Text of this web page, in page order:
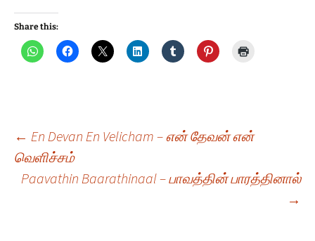
Share this:
Post
navigation
← En Devan En Velicham – என் தேவன் என்
வெளிச்சம்
Paavathin Baarathinaal – பாவத்தின் பாரத்தினால்
→